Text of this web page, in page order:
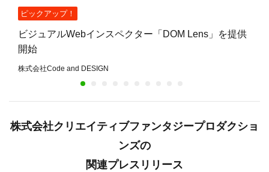
ピックアップ！
ビジュアルWebインスペクター「DOM Lens」を提供
開始
株式会社Code and DESIGN
株式会社クリエイティブファンタジープロダクショ
ンズの
関連プレスリリース